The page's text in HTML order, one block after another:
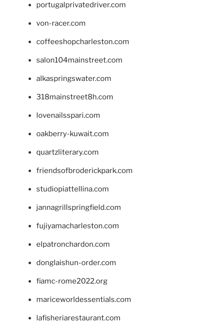
portugalprivatedriver.com
von-racer.com
coffeeshopcharleston.com
salon104mainstreet.com
alkaspringswater.com
318mainstreet8h.com
lovenailsspari.com
oakberry-kuwait.com
quartzliterary.com
friendsofbroderickpark.com
studiopiattellina.com
jannagrillspringfield.com
fujiyamacharleston.com
elpatronchardon.com
donglaishun-order.com
fiamc-rome2022.org
mariceworldessentials.com
lafisheriarestaurant.com